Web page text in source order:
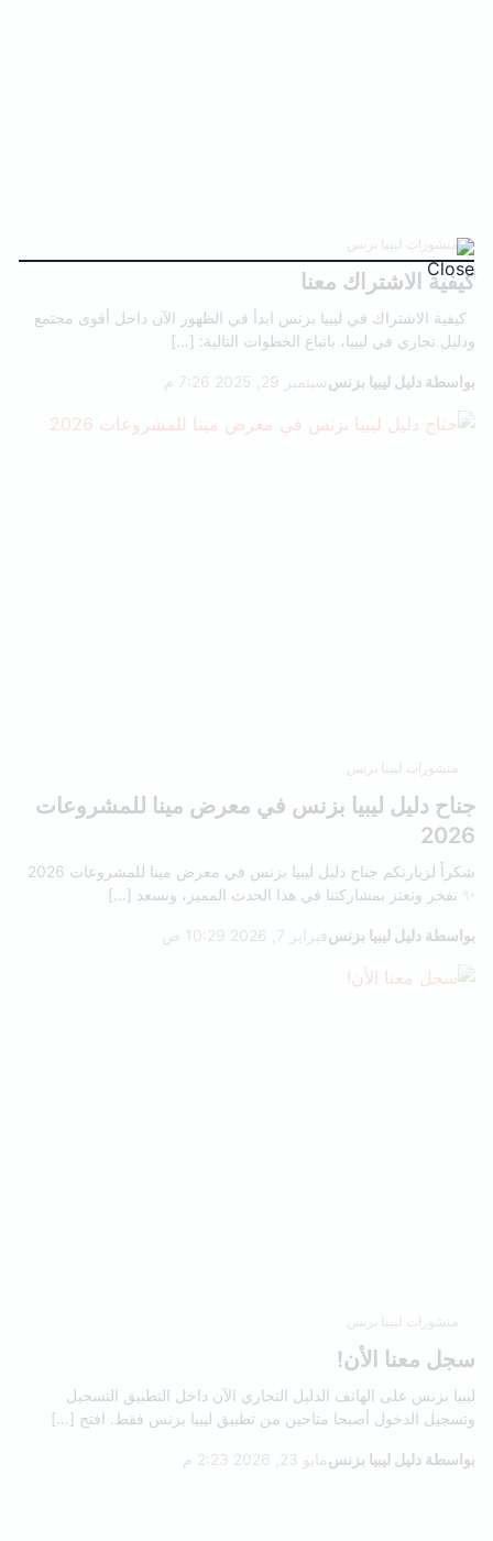
منشورات ليبيا بزنس
كيفية الاشتراك معنا
كيفية الاشتراك في ليبيا بزنس ابدأ في الظهور الآن داخل أقوى مجتمع
ودليل تجاري في ليبيا، باتباع الخطوات التالية: […]
بواسطة دليل ليبيا بزنسسبتمبر 29, 2025 7:26 م
منشورات ليبيا بزنس
جناح دليل ليبيا بزنس في معرض مينا للمشروعات
2026
شكراً لزيارتكم جناح دليل ليبيا بزنس في معرض مينا للمشروعات 2026
✨ نفخر ونعتز بمشاركتنا في هذا الحدث المميز، ونسعد […]
بواسطة دليل ليبيا بزنسفبراير 7, 2026 10:29 ص
منشورات ليبيا بزنس
سجل معنا الأن!
ليبيا بزنس على الهاتف الدليل التجاري الآن داخل التطبيق التسجيل
وتسجيل الدخول أصبحا متاحين من تطبيق ليبيا بزنس فقط. افتح […]
بواسطة دليل ليبيا بزنسمايو 23, 2026 2:23 م